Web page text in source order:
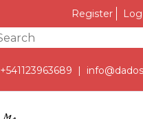
Register
+541123963689 |